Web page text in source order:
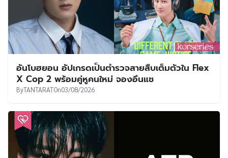
อันโบฮยอน อัปเกรดเป็นตำรวจสายสืบเต็มตัวใน Flex
X Cop 2 พร้อมคู่หูคนใหม่ จองอึนแช
ByTANTARATOn03/08/2026